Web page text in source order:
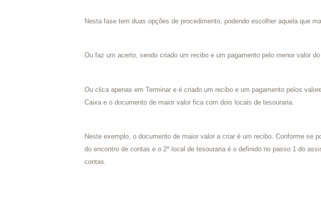
Nesta fase tem duas opções de procedimento, podendo escolher aquela que
Ou faz um acerto, sendo criado um recibo e um pagamento pelo menor valor
Ou clica apenas em Terminar e é criado um recibo e um pagamento pelos
Caixa e o documento de maior valor fica com dois locais de tesouraria.
Neste exemplo, o documento de maior valor a criar é um recibo. Conforme se
do encontro de contas e o 2º local de tesouraria é o definido no passo 1 do
contas.